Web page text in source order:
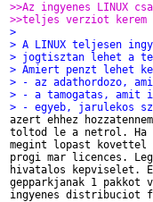
>>Az ingyenes LINUX
>>teljes verziot
>
> A LINUX teljesen
> jogtisztan lehet a
> Amiert penzt lehet
> - az adathordozo,
> - a tamogatas, amit
> - egyeb, jarulekos
azert ehhez
toltod le a netrol. Ha
megint lopast kovettel
progi mar licences.
hivatalos kepviselet.
gepparkjanak 1
ingyenes distribuciot